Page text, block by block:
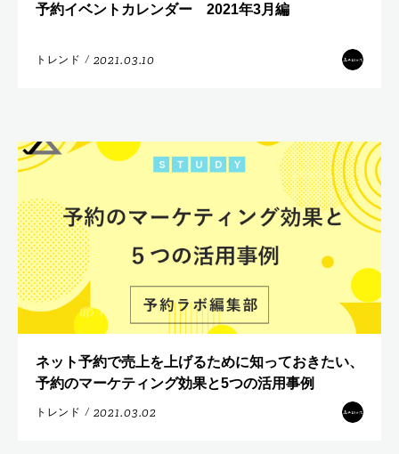
予約イベントカレンダー 2021年3月編
トレンド / 2021.03.10
ネット予約で売上を上げるために知っておきたい、
予約のマーケティング効果と5つの活用事例
トレンド / 2021.03.02